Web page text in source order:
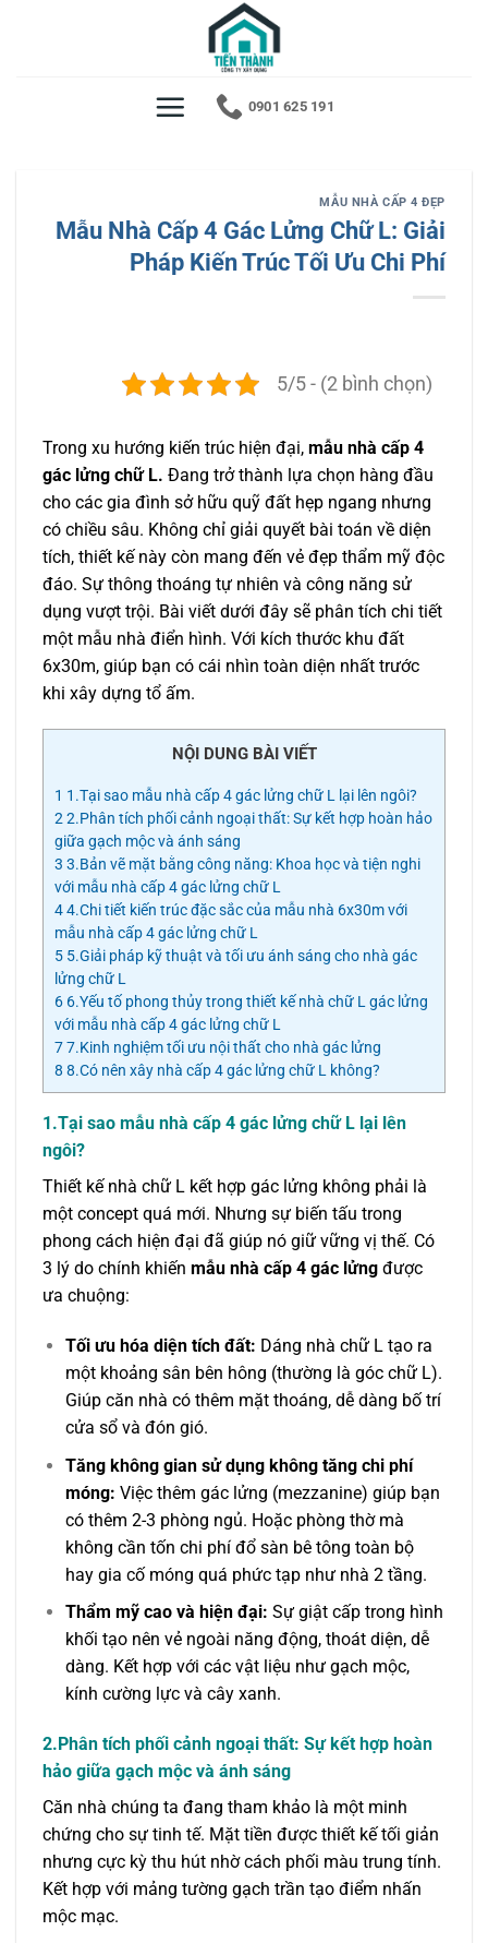
0901 625 191
MẪU NHÀ CẤP 4 ĐẸP
Mẫu Nhà Cấp 4 Gác Lửng Chữ L: Giải
Pháp Kiến Trúc Tối Ưu Chi Phí
5/5 - (2 bình chọn)
Trong xu hướng kiến trúc hiện đại, mẫu nhà cấp 4
gác lửng chữ L. Đang trở thành lựa chọn hàng đầu
cho các gia đình sở hữu quỹ đất hẹp ngang nhưng
có chiều sâu. Không chỉ giải quyết bài toán về diện
tích, thiết kế này còn mang đến vẻ đẹp thẩm mỹ độc
đáo. Sự thông thoáng tự nhiên và công năng sử
dụng vượt trội. Bài viết dưới đây sẽ phân tích chi tiết
một mẫu nhà điển hình. Với kích thước khu đất
6x30m, giúp bạn có cái nhìn toàn diện nhất trước
khi xây dựng tổ ấm.
NỘI DUNG BÀI VIẾT
1 1.Tại sao mẫu nhà cấp 4 gác lửng chữ L lại lên ngôi?
2 2.Phân tích phối cảnh ngoại thất: Sự kết hợp hoàn hảo
giữa gạch mộc và ánh sáng
3 3.Bản vẽ mặt bằng công năng: Khoa học và tiện nghi
với mẫu nhà cấp 4 gác lửng chữ L
44.Chi tiết kiến trúc đặc sắc của mẫu nhà 6x30m với
mẫu nhà cấp 4 gác lửng chữ L
5 5.Giải pháp kỹ thuật và tối ưu ánh sáng cho nhà gác
lửng chữ L
6 6.Yếu tố phong thủy trong thiết kế nhà chữ L gác lửng
với mẫu nhà cấp 4 gác lửng chữ L
77.Kinh nghiệm tối ưu nội thất cho nhà gác lửng
8 8.Có nên xây nhà cấp 4 gác lửng chữ L không?
1.Tại sao mẫu nhà cấp 4 gác lửng chữ L lại lên
ngôi?
Thiết kế nhà chữ L kết hợp gác lửng không phải là
một concept quá mới. Nhưng sự biến tấu trong
phong cách hiện đại đã giúp nó giữ vững vị thế. Có
3 lý do chính khiến mẫu nhà cấp 4 gác lửng được
ưa chuộng:
Tối ưu hóa diện tích đất: Dáng nhà chữ L tạo ra
một khoảng sân bên hông (thường là góc chữ L).
Giúp căn nhà có thêm mặt thoáng, dễ dàng bố trí
cửa sổ và đón gió.
Tăng không gian sử dụng không tăng chi phí
móng: Việc thêm gác lửng (mezzanine) giúp bạn
có thêm 2-3 phòng ngủ. Hoặc phòng thờ mà
không cần tốn chi phí đổ sàn bê tông toàn bộ
hay gia cố móng quá phức tạp như nhà 2 tầng.
Thẩm mỹ cao và hiện đại: Sự giật cấp trong hình
khối tạo nên vẻ ngoài năng động, thoát diện, dễ
dàng. Kết hợp với các vật liệu như gạch mộc,
kính cường lực và cây xanh.
2.Phân tích phối cảnh ngoại thất: Sự kết hợp hoàn
hảo giữa gạch mộc và ánh sáng
Căn nhà chúng ta đang tham khảo là một minh
chứng cho sự tinh tế. Mặt tiền được thiết kế tối giản
nhưng cực kỳ thu hút nhờ cách phối màu trung tính.
Kết hợp với mảng tường gạch trần tạo điểm nhấn
mộc mạc.